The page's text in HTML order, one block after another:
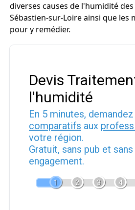
diverses causes de l'humidité
Sébastien-sur-Loire ainsi que les
pour y remédier.
Devis
l'humidité
En 5 minutes, demandez
comparatifs aux
votre région.
Gratuit, sans pub et sans
engagement.
1 2 3 4